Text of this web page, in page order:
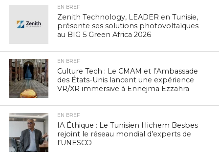
EN BREF
Zenith Technology, LEADER en Tunisie,
présente ses solutions photovoltaïques
au BIG 5 Green Africa 2026
EN BREF
Culture Tech : Le CMAM et l’Ambassade
des États-Unis lancent une expérience
VR/XR immersive à Ennejma Ezzahra
EN BREF
IA Éthique : Le Tunisien Hichem Besbes
rejoint le réseau mondial d’experts de
l’UNESCO